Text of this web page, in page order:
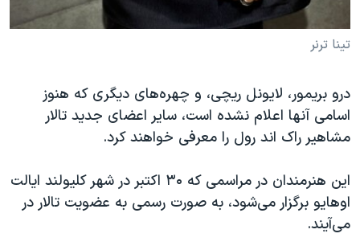
تینا ترنر
درو بریمور، لایونل ریچی، و چهره‌های دیگری که هنوز
اسامی آنها اعلام نشده است، سایر اعضای جدید تالار
مشاهیر راک اند رول را معرفی خواهند کرد.
این هنرمندان در مراسمی که ۳۰ اکتبر در شهر کلیولند ایالت
اوهایو برگزار می‌شود، به صورت رسمی به عضویت تالار در
می‌آیند.